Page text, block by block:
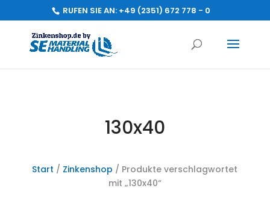
RUFEN SIE AN: +49 (2351) 672 778 - 0
130x40
Start / Zinkenshop / Produkte verschlagwortet
mit „130x40“